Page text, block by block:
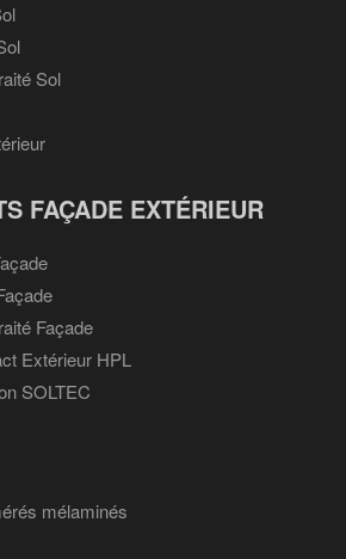
Sol
FAÇADE EXTÉRIEUR
Façade
Extérieur HPL
SOLTEC
mélaminés